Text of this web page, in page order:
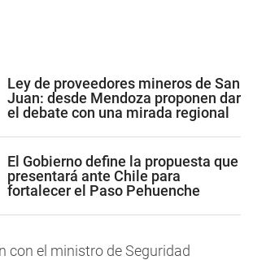
Ley de proveedores mineros de San
Juan: desde Mendoza proponen dar
el debate con una mirada regional
El Gobierno define la propuesta que
presentará ante Chile para
fortalecer el Paso Pehuenche
con el ministro de Seguridad